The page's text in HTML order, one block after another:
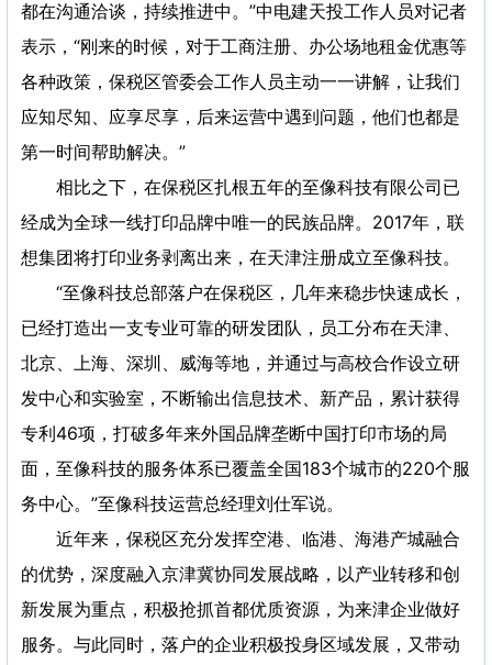
都在沟通洽谈，持续推进中。”中电建天投工作人员对记者
表示，“刚来的时候，对于工商注册、办公场地租金优惠等
各种政策，保税区管委会工作人员主动一一讲解，让我们
应知尽知、应享尽享，后来运营中遇到问题，他们也都是
第一时间帮助解决。”
相比之下，在保税区扎根五年的至像科技有限公司已
经成为全球一线打印品牌中唯一的民族品牌。2017年，联
想集团将打印业务剥离出来，在天津注册成立至像科技。
“至像科技总部落户在保税区，几年来稳步快速成长，
已经打造出一支专业可靠的研发团队，员工分布在天津、
北京、上海、深圳、威海等地，并通过与高校合作设立研
发中心和实验室，不断输出信息技术、新产品，累计获得
专利46项，打破多年来外国品牌垄断中国打印市场的局
面，至像科技的服务体系已覆盖全国183个城市的220个服
务中心。”至像科技运营总经理刘仕军说。
近年来，保税区充分发挥空港、临港、海港产城融合
的优势，深度融入京津冀协同发展战略，以产业转移和创
新发展为重点，积极抢抓首都优质资源，为来津企业做好
服务。与此同时，落户的企业积极投身区域发展，又带动